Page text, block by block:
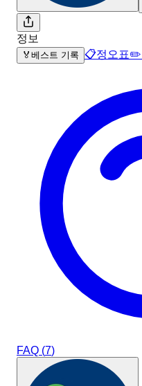
정보
🏅 베스트 기록 📋정오표✏️
FAQ (7)